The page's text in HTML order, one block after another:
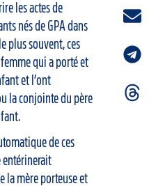
les actes de
nés de GPA dans
plus souvent, ces
qui a porté et
et l’ont
la conjointe du père
de ces
entérinerait
la mère porteuse et